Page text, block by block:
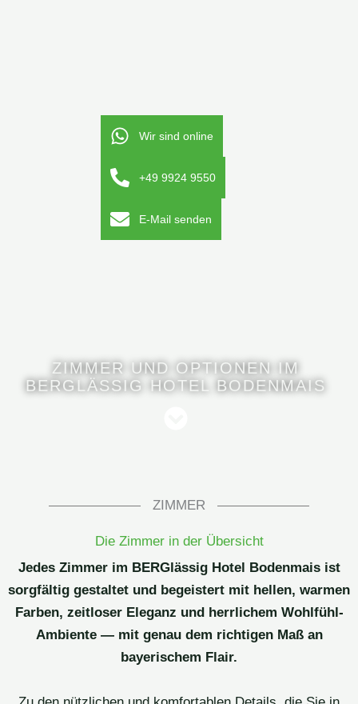
ZIMMER UND OPTIONEN IM
BERGLÄSSIG HOTEL BODENMAIS
ZIMMER
Die Zimmer in der Übersicht
Jedes Zimmer im BERGlässig Hotel Bodenmais ist
sorgfältig gestaltet und begeistert mit hellen, warmen
Farben, zeitloser Eleganz und herrlichem Wohlfühl-
Ambiente — mit genau dem richtigen Maß an
bayerischem Flair.
Wir sind online
+49 9924 9550
E-Mail senden